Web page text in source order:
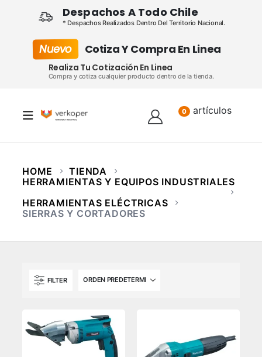
Despachos A Todo Chile
* Despachos Realizados Dentro Del Territorio Nacional.
Nuevo Cotiza Y Compra En Linea
Realiza Tu Cotización En Linea
Compra y cotiza cualquier producto dentro de la tienda.
0 artículos
HOME
TIENDA
HERRAMIENTAS Y EQUIPOS INDUSTRIALES
HERRAMIENTAS ELÉCTRICAS
SIERRAS Y CORTADORES
FILTER